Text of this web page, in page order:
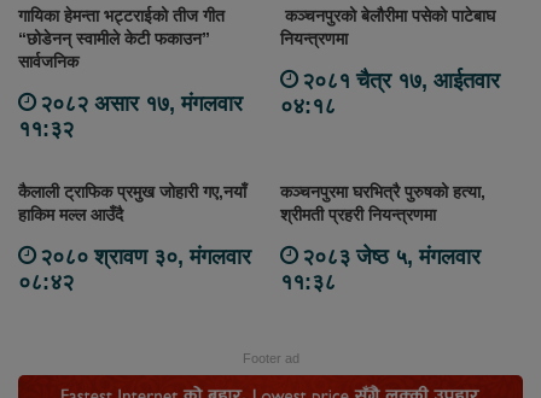
गायिका हेमन्ता भट्टराईको तीज गीत
“छोडेनन् स्वामीले केटी फकाउन”
सार्वजनिक
२०८२ असार १७, मंगलवार
११:३२
कञ्चनपुरको बेलौरीमा पसेको पाटेबाघ
नियन्त्रणमा
२०८१ चैत्र १७, आईतवार
०४:१८
कैलाली ट्राफिक प्रमुख जोहारी गए,नयाँ
हाकिम मल्ल आउँदै
२०८० श्रावण ३०, मंगलवार
०८:४२
कञ्चनपुरमा घरभित्रै पुरुषको हत्या,
श्रीमती प्रहरी नियन्त्रणमा
२०८३ जेष्ठ ५, मंगलवार
११:३८
Footer ad